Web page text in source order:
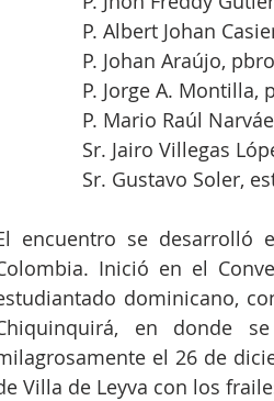
P. Albert Johan
P. Johan Araújo,
P. Jorge A. Montilla,
P. Mario Raúl
Sr. Jairo Villegas
Sr. Gustavo Soler,
encuentro se desarrolló
Inició en el
dominicano,
en donde
el 26 de
Villa de Leyva con los